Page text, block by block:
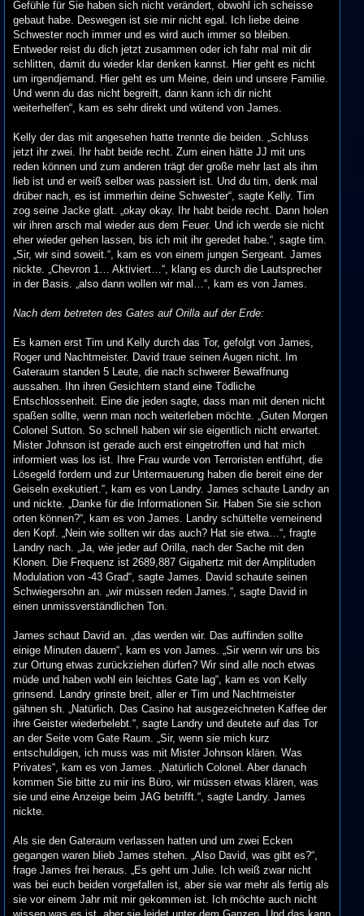
Gefühle für Sie haben sich nicht verändert, obwohl ich scheisse
gebaut habe. Deswegen ist sie mir nicht egal. Ich liebe deine
Schwester noch immer und es wird auch immer so bleiben.
Entweder reist du dich jetzt zusammen oder ich fahr mal mit dir
schlitten, damit du wieder klar denken kannst. Hier geht es nicht
um irgendjemand. Hier geht es um Meine, dein und unsere Familie.
Und wenn du das nicht begreift, dann kann ich dir nicht
weiterhelfen“, kam es sehr direkt und wütend von James.
Kelly der das mit angesehen hatte trennte die beiden. „Schluss
jetzt ihr zwei. Ihr habt beide recht. Zum einen hätte JJ mit uns
reden können und zum anderen trägt der große mehr last als ihm
lieb ist und er weiß selber was passiert ist. Und du tim, denk mal
drüber nach, es ist immerhin deine Schwester“, sagte Kelly. Tim
zog seine Jacke glatt. „okay okay. Ihr habt beide recht. Dann holen
wir ihren arsch mal wieder aus dem Feuer. Und ich werde sie nicht
eher wieder gehen lassen, bis ich mit ihr geredet habe.“, sagte tim.
„Sir, wir sind soweit.“, kam es von einem jungen Sergeant. James
nickte. „Chevron 1… Aktiviert…“, klang es durch die Lautsprecher
in der Basis. „also dann wollen wir mal…“, kam es von James.
Nach dem betreten des Gates auf Orilla auf der Erde:
Es kamen erst Tim und Kelly durch das Tor, gefolgt von James,
Roger und Nachtmeister. David traue seinen Augen nicht. Im
Gateraum standen 5 Leute, die nach schwerer Bewaffnung
aussahen. Ihn ihren Gesichtern stand eine Tödliche
Entschlossenheit. Eine die jeden sagte, dass man mit denen nicht
spaßen sollte, wenn man noch weiterleben möchte. „Guten Morgen
Colonel Sutton. So schnell haben wir sie eigentlich nicht erwartet.
Mister Johnson ist gerade auch erst eingetroffen und hat mich
informiert was los ist. Ihre Frau wurde von Terroristen entführt, die
Lösegeld fordern und zur Untermauerung haben die bereit eine der
Geiseln exekutiert.“, kam es von Landry. James schaute Landry an
und nickte. „Danke für die Informationen Sir. Haben Sie sie schon
orten können?“, kam es von James. Landry schüttelte verneinend
den Kopf. „Nein wie sollten wir das auch? Hat sie etwa…“, fragte
Landry nach. „Ja, wie jeder auf Orilla, nach der Sache mit den
Klonen. Die Frequenz ist 2689,887 Gigahertz mit der Amplituden
Modulation von -43 Grad“, sagte James. David schaute seinen
Schwiegersohn an. „wir müssen reden James.“, sagte David in
einen unmissverständlichen Ton.
James schaut David an. „das werden wir. Das auffinden sollte
einige Minuten dauern“, kam es von James. „Sir wenn wir uns bis
zur Ortung etwas zurückziehen dürfen? Wir sind alle noch etwas
müde und haben wohl ein leichtes Gate lag“, kam es von Kelly
grinsend. Landry grinste breit, aller er Tim und Nachtmeister
gähnen sh. „Natürlich. Das Casino hat ausgezeichneten Kaffee der
ihre Geister wiederbelebt.“, sagte Landry und deutete auf das Tor
an der Seite vom Gate Raum. „Sir, wenn sie mich kurz
entschuldigen, ich muss was mit Mister Johnson klären. Was
Privates“, kam es von James. „Natürlich Colonel. Aber danach
kommen Sie bitte zu mir ins Büro, wir müssen etwas klären, was
sie und eine Anzeige beim JAG betrifft.“, sagte Landry. James
nickte.
Als sie den Gateraum verlassen hatten und um zwei Ecken
gegangen waren blieb James stehen. „Also David, was gibt es?“,
frage James frei heraus. „Es geht um Julie. Ich weiß zwar nicht
was bei euch beiden vorgefallen ist, aber sie war mehr als fertig als
sie vor einem Jahr mit mir gekommen ist. Ich möchte auch nicht